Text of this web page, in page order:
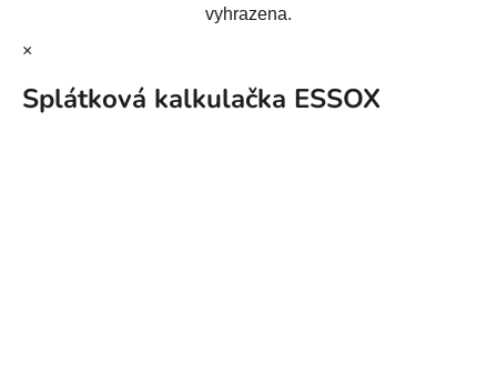
vyhrazena.
×
Splátková kalkulačka ESSOX